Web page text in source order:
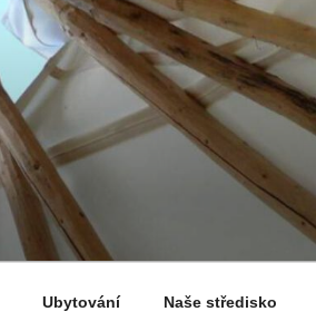
Ubytování Naše středisko